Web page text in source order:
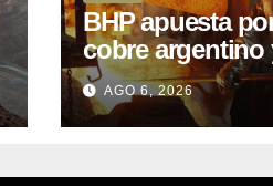
BHP apuesta
cobre argentino
acuerdo con
para siete
AGO 6, 2026